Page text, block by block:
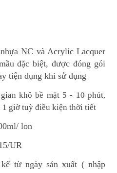
NC và Acrylic Lacquer
đặc biệt, được đóng gói
tiện dụng khi sử dụng
khô bề mặt 5 - 10 phút,
1 giờ tuỳ điều kiện thời tiết
lon
UR
từ ngày sản xuất ( nhập